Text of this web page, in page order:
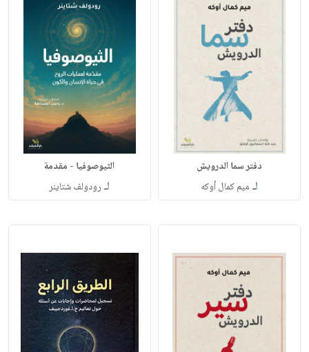
دفتر سما الدرويش
لـ ميم كمال أوكه
الثيوصوفيا - مقدمة
لـ رودولف شتاينر